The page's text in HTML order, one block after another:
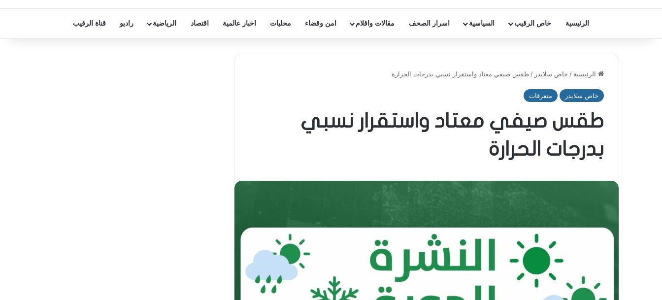
الرئيسية خاص الرقيب السياسية اسرار الصحف مقالات واقلام امن وقضاء محليات اخبار عالمية اقتصاد الرياضية راديو قناة الرقيب
الرئيسية / خاص سلايدر / طقس صيفي معتاد واستقرار نسبي بدرجات الحرارة
خاص سلايدر متفرقات
طقس صيفي معتاد واستقرار نسبي
بدرجات الحرارة